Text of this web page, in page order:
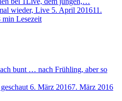
wieder, Live 5. April 201611.
min Lesezeit
bunt … nach Frühling, aber so
6. März 20167. März 2016